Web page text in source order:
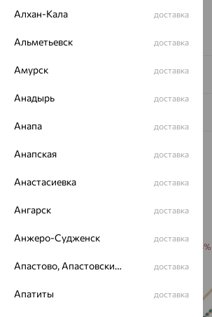
Виды дизайна браслетов:
Глидерные
Вес металла:
Доставка и оплата
Похожие изделия
64% 64%
Алхан-Кала доставка
Альметьевск доставка
Амурск доставка
Анадырь доставка
Анапа доставка
Анапская доставка
Анастасиевка доставка
Ангарск доставка
Анжеро-Судженск доставка
Апастово, Апастовский район доставка
Апатиты доставка